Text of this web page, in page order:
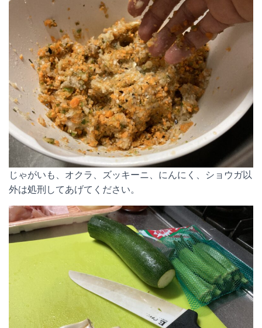
じゃがいも、オクラ、ズッキーニ、にんにく、ショウガ以
外は処刑してあげてください。